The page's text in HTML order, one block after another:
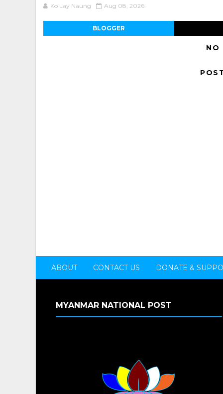
Ko Lay Naung Aug 08, 2026
BLOGGER
NO
ABOUT CONTACT US DONATE &
MYANMAR NATIONAL POST